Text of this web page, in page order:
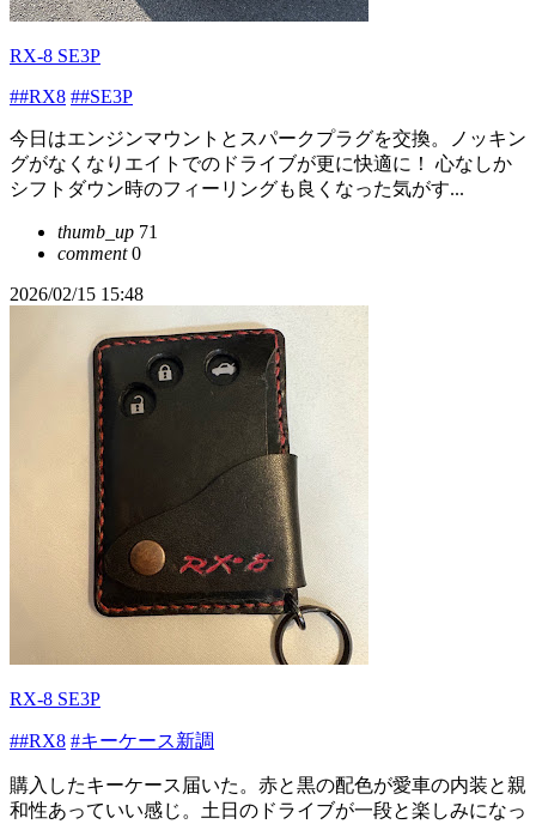
RX-8 SE3P
##RX8 ##SE3P
今日はエンジンマウントとスパークプラグを交換。ノッキン
グがなくなりエイトでのドライブが更に快適に！ 心なしか
シフトダウン時のフィーリングも良くなった気がす...
thumb_up 71
comment0
2026/02/15 15:48
RX-8 SE3P
##RX8 #キーケース新調
購入したキーケース届いた。赤と黒の配色が愛車の内装と親
和性あっていい感じ。土日のドライブが一段と楽しみになっ